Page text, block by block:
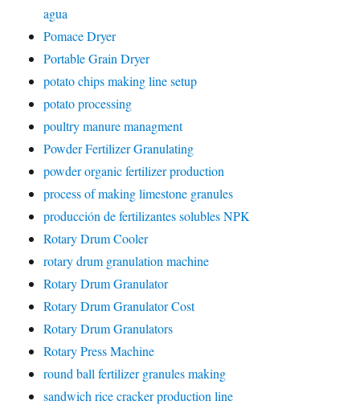
agua
Pomace Dryer
Portable Grain Dryer
potato chips making line setup
potato processing
poultry manure managment
Powder Fertilizer Granulating
powder organic fertilizer production
process of making limestone granules
producción de fertilizantes solubles NPK
Rotary Drum Cooler
rotary drum granulation machine
Rotary Drum Granulator
Rotary Drum Granulator Cost
Rotary Drum Granulators
Rotary Press Machine
round ball fertilizer granules making
sandwich rice cracker production line